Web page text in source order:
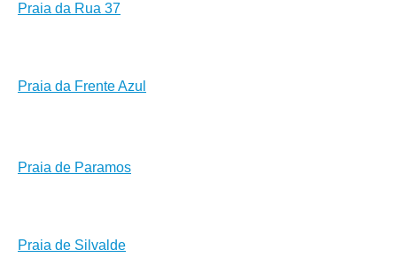
Praia da Rua 37
Praia da Frente Azul
Praia de Paramos
Praia de Silvalde